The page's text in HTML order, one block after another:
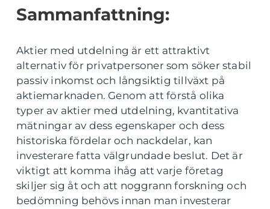
Sammanfattning:
Aktier med utdelning är ett attraktivt
alternativ för privatpersoner som söker stabil
passiv inkomst och långsiktig tillväxt på
aktiemarknaden. Genom att förstå olika
typer av aktier med utdelning, kvantitativa
mätningar av dess egenskaper och dess
historiska fördelar och nackdelar, kan
investerare fatta välgrundade beslut. Det är
viktigt att komma ihåg att varje företag
skiljer sig åt och att noggrann forskning och
bedömning behövs innan man investerar